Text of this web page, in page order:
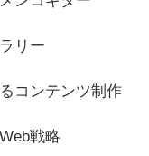
リー
コンテンツ制作
戦略